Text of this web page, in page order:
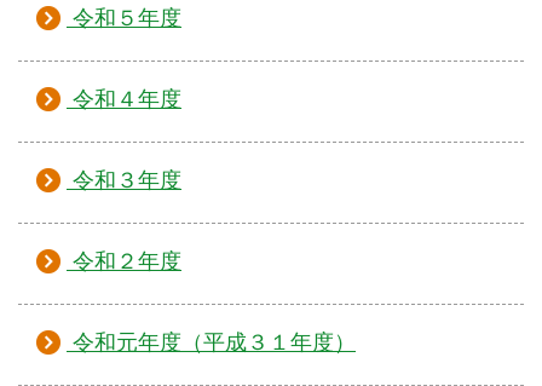
令和５年度
令和４年度
令和３年度
令和２年度
令和元年度（平成３１年度）